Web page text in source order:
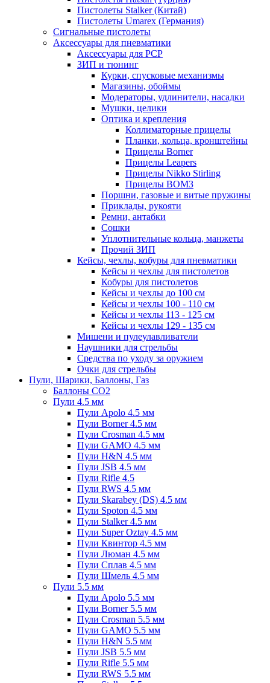
Пистолеты Stalker (Китай)
Пистолеты Umarex (Германия)
Сигнальные пистолеты
Аксессуары для пневматики
Аксессуары для PCP
ЗИП и тюнинг
Курки, спусковые механизмы
Магазины, обоймы
Модераторы, удлинители, насадки
Мушки, целики
Оптика и крепления
Коллиматорные прицелы
Планки, кольца, кронштейны
Прицелы Borner
Прицелы Leapers
Прицелы Nikko Stirling
Прицелы ВОМЗ
Поршни, газовые и витые пружины
Приклады, рукояти
Ремни, антабки
Сошки
Уплотнительные кольца, манжеты
Прочий ЗИП
Кейсы, чехлы, кобуры для пневматики
Кейсы и чехлы для пистолетов
Кобуры для пистолетов
Кейсы и чехлы до 100 см
Кейсы и чехлы 100 - 110 см
Кейсы и чехлы 113 - 125 см
Кейсы и чехлы 129 - 135 см
Мишени и пулеулавливатели
Наушники для стрельбы
Средства по уходу за оружием
Очки для стрельбы
Пули, Шарики, Баллоны, Газ
Баллоны CO2
Пули 4.5 мм
Пули Apolo 4.5 мм
Пули Borner 4.5 мм
Пули Crosman 4.5 мм
Пули GAMO 4.5 мм
Пули H&N 4.5 мм
Пули JSB 4.5 мм
Пули Rifle 4.5
Пули RWS 4.5 мм
Пули Skarabey (DS) 4.5 мм
Пули Spoton 4.5 мм
Пули Stalker 4.5 мм
Пули Super Oztay 4.5 мм
Пули Квинтор 4.5 мм
Пули Люман 4.5 мм
Пули Сплав 4.5 мм
Пули Шмель 4.5 мм
Пули 5.5 мм
Пули Apolo 5.5 мм
Пули Borner 5.5 мм
Пули Crosman 5.5 мм
Пули GAMO 5.5 мм
Пули H&N 5.5 мм
Пули JSB 5.5 мм
Пули Rifle 5.5 мм
Пули RWS 5.5 мм